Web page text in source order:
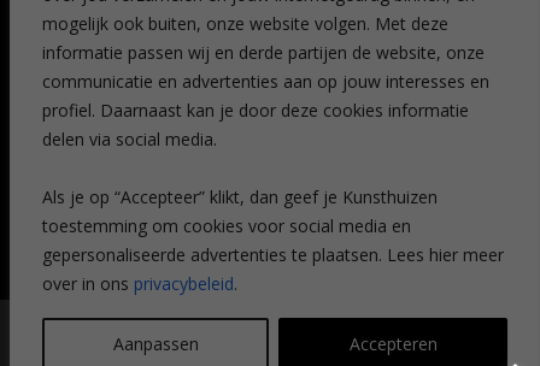
mogelijk ook buiten, onze website volgen. Met deze
informatie passen wij en derde partijen de website, onze
communicatie en advertenties aan op jouw interesses en
profiel. Daarnaast kan je door deze cookies informatie
delen via social media.
Als je op “Accepteer” klikt, dan geef je Kunsthuizen
toestemming om cookies voor social media en
gepersonaliseerde advertenties te plaatsen. Lees hier meer
over in ons privacybeleid.
Aanpassen Accepteren
Breda
Favorieten
Mijn art alert
NIEUWSBRIEF
© Kunsthuizen 2026 All rights reserved | Disclaimer|
statement
Legit